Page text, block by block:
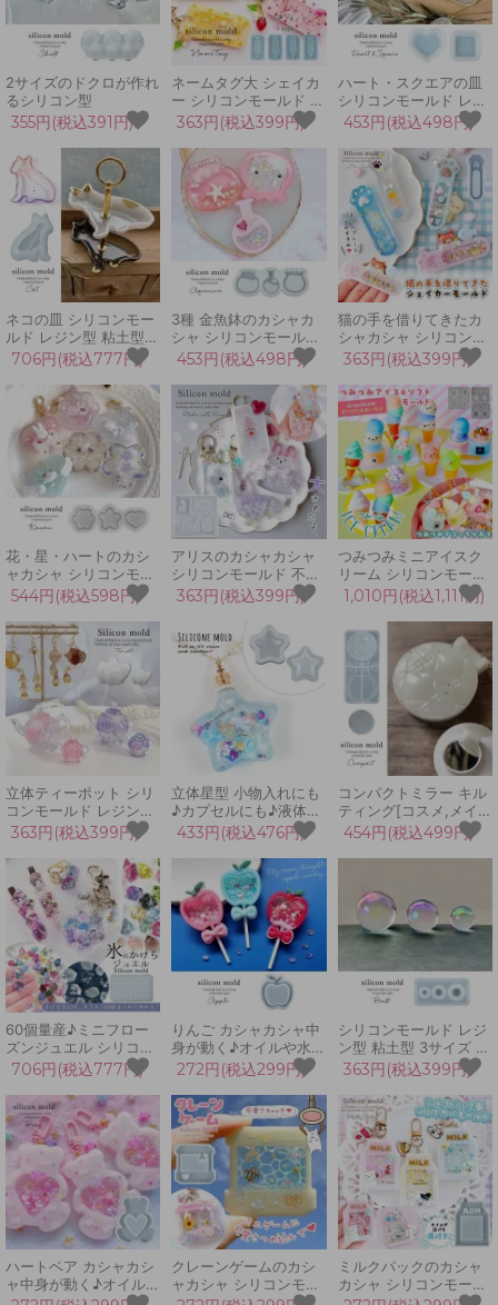
2サイズのドクロが作れ
るシリコン型
355円(税込391円)
ネームタグ大 シェイカ
ー シリコンモールド シ
ャカシャカ カシャカシ
ャ レジン型 穴あき
LED UVレジン 推し キ
ーホルダー ネームプレ
ート 名前 名札
363円(税込399円)
ハート・スクエアの皿
シリコンモールド レジ
ン型 粘土型 小皿 ラブ
四角 正方形 プレート
小物入れ UVレジン
LEDレジン 手芸 クラフ
ト 3Dモールド
453円(税込498円)
ネコの皿 シリコンモー
ルド レジン型 粘土型
皿型 ねこ 猫 にゃんこ
動物 プレート 小物入れ
UVレジン LEDレジン
手芸 クラフト 3Dモー
ルド エポキシ樹脂
706円(税込777円)
3種 金魚鉢のカシャカ
シャ シリコンモールド
お祭り お魚 レジン型
UVレジン LEDレジン
カプセル シェイカーモ
ールド 3D 手芸 カシャ
カシャ中身が動く
453円(税込498円)
猫の手を借りてきたカ
シャカシャ シリコンモ
ールド シェイカーモー
ルド シャカシャカ レジ
ン型 ネコ にゃんこ 肉
球 プレート キーホルダ
ー UVレジン クラフト
363円(税込399円)
花・星・ハートのカシ
ャカシャ シリコンモー
ルド レジン型 UVレジ
ン 春 シェイカーモール
ド 手芸 カシャカシャ中
身が動く 3D フラワー
スター ラブ
544円(税込598円)
アリスのカシャカシャ
シリコンモールド 不思
議の国のアリス風 うさ
ぎ シェイカー シャカシ
ャカ レジン型 大きめ
キーホルダー アクセサ
リー UVレジン LED ク
ラフト
363円(税込399円)
つみつみミニアイスク
リーム シリコンモール
ド レジン型 セット ソ
フトクリーム カップ コ
ーン ミニチュアスイー
ツ UVレジン
GreenOceanオリジナ
ル♪
1,010円(税込1,111円)
立体ティーポット シリ
コンモールド レジン型
ミニチュア 不思議の国
のアリス お茶会 食器
アクセサリー 立体 3d
UVレジン LEDレジン
手芸 クラフト
363円(税込399円)
立体星型 小物入れにも
♪カプセルにも♪液体を
入れても♪[ほし,スタ
ー,3Dモールド,レジン,
ハンドメイド,宇宙,星
座,ホシ,ハーバリウム,
オイル,カシャカシャ]
433円(税込476円)
コンパクトミラー キル
ティング[コスメ,メイ
ク,レジン,手芸,化粧,3D
シリコン型]
454円(税込499円)
60個量産♪ミニフロー
ズンジュエル シリコン
モールド 鉱石 天然石
クリスタル 宝石 氷 マ
ット ストーン アクセサ
リー 立体 UVレジン
LEDレジン 手芸 クラフ
ト
706円(税込777円)
りんご カシャカシャ中
身が動く♪オイルや水を
入れても♪[カプセル,フ
ルーツ,果物,アップル,
ボトル,シャカシャ
カ,3Dモールド,シェイ
カーモールド]
272円(税込299円)
シリコンモールド レジ
ン型 粘土型 3サイズ 球
体 丸 玉 ボール ラウン
ド 立体 3D UVレジン
LEDレジン 手芸
363円(税込399円)
ハートベア カシャカシ
ャ中身が動く♪オイルや
クレーンゲームのカシ
ャカシャ シリコンモー
ミルクパックのカシャ
カシャ シリコンモール